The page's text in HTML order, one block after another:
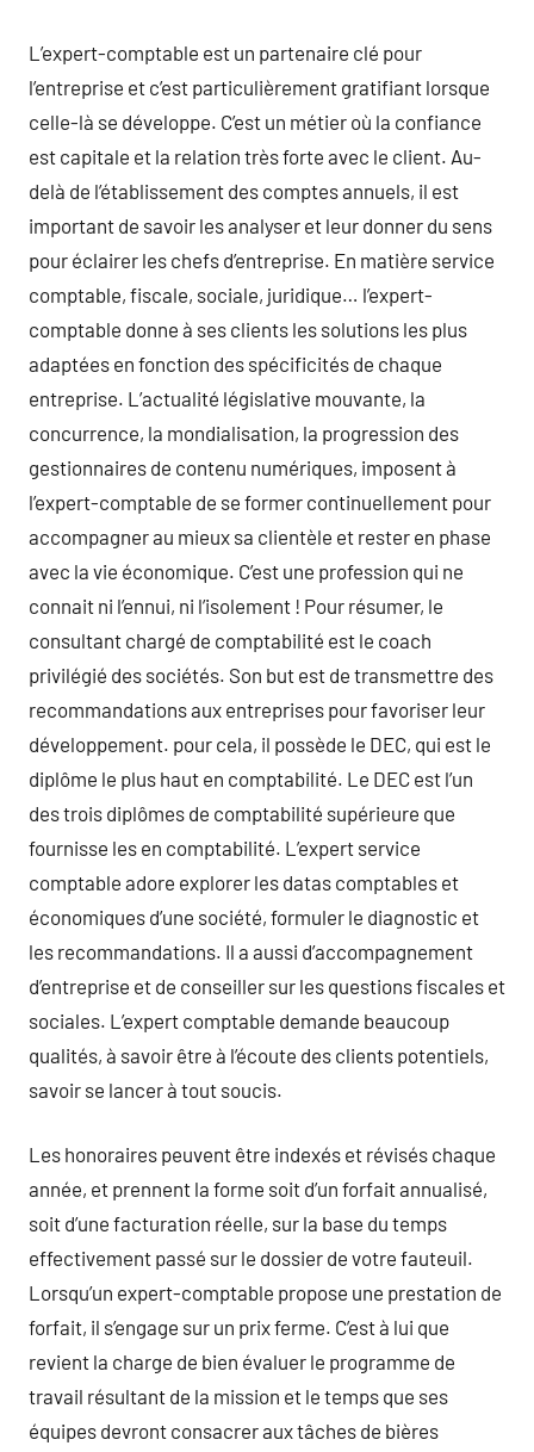
L’expert-comptable est un partenaire clé pour
l’entreprise et c’est particulièrement gratifiant lorsque
celle-là se développe. C’est un métier où la confiance
est capitale et la relation très forte avec le client. Au-
delà de l’établissement des comptes annuels, il est
important de savoir les analyser et leur donner du sens
pour éclairer les chefs d’entreprise. En matière service
comptable, fiscale, sociale, juridique… l’expert-
comptable donne à ses clients les solutions les plus
adaptées en fonction des spécificités de chaque
entreprise. L’actualité législative mouvante, la
concurrence, la mondialisation, la progression des
gestionnaires de contenu numériques, imposent à
l’expert-comptable de se former continuellement pour
accompagner au mieux sa clientèle et rester en phase
avec la vie économique. C’est une profession qui ne
connait ni l’ennui, ni l’isolement ! Pour résumer, le
consultant chargé de comptabilité est le coach
privilégié des sociétés. Son but est de transmettre des
recommandations aux entreprises pour favoriser leur
développement. pour cela, il possède le DEC, qui est le
diplôme le plus haut en comptabilité. Le DEC est l’un
des trois diplômes de comptabilité supérieure que
fournisse les en comptabilité. L’expert service
comptable adore explorer les datas comptables et
économiques d’une société, formuler le diagnostic et
les recommandations. Il a aussi d’accompagnement
d’entreprise et de conseiller sur les questions fiscales et
sociales. L’expert comptable demande beaucoup
qualités, à savoir être à l’écoute des clients potentiels,
savoir se lancer à tout soucis.
Les honoraires peuvent être indexés et révisés chaque
année, et prennent la forme soit d’un forfait annualisé,
soit d’une facturation réelle, sur la base du temps
effectivement passé sur le dossier de votre fauteuil.
Lorsqu’un expert-comptable propose une prestation de
forfait, il s’engage sur un prix ferme. C’est à lui que
revient la charge de bien évaluer le programme de
travail résultant de la mission et le temps que ses
équipes devront consacrer aux tâches de bières